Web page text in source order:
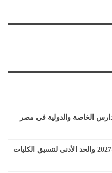
الخاصة والدولية في مصر
أسعار مصاريف جامعة النيل 2026-2027 والحد الأدنى لتنسيق الكليات